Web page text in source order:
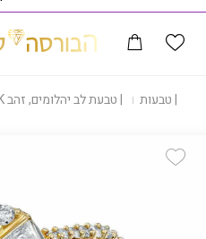
|טבעות |טבעת לב יהלומים, זהב 14K משובצת 0.33 קראט יהלומים, דגם RDSRF25581